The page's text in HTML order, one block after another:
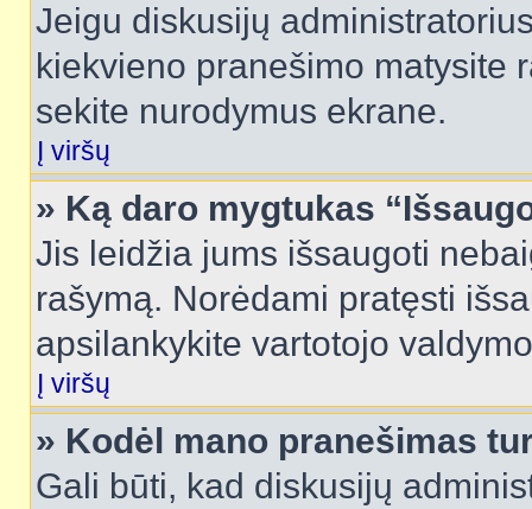
Jeigu diskusijų
kiekvieno pranešimo matysite
sekite nurodymus ekrane.
Į viršų
» Ką daro mygtukas
Jis leidžia jums išsaugoti
rašymą. Norėdami pratęsti
apsilankykite vartotojo
Į viršų
» Kodėl mano pranešimas
Gali būti, kad diskusijų